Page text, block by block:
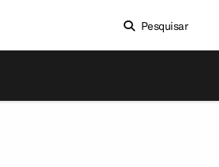
Pesquisar